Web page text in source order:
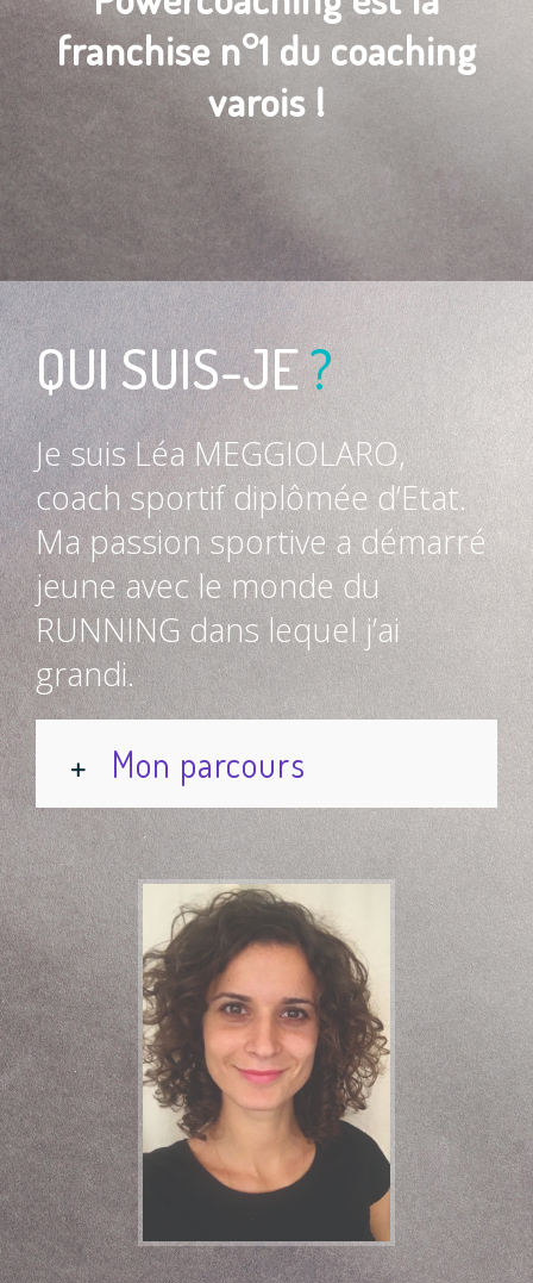
franchise n°1 du coaching
varois !
QUI SUIS-JE?
Je suis Léa MEGGIOLARO,
coach sportif diplômée d’Etat.
Ma passion sportive a démarré
jeune avec le monde du
RUNNING dans lequel j’ai
grandi.
Mon parcours